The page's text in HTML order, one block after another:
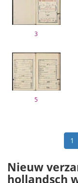
3
5
送
り
カ
レ
ト
ペ
1
Nieuw
hollandsch